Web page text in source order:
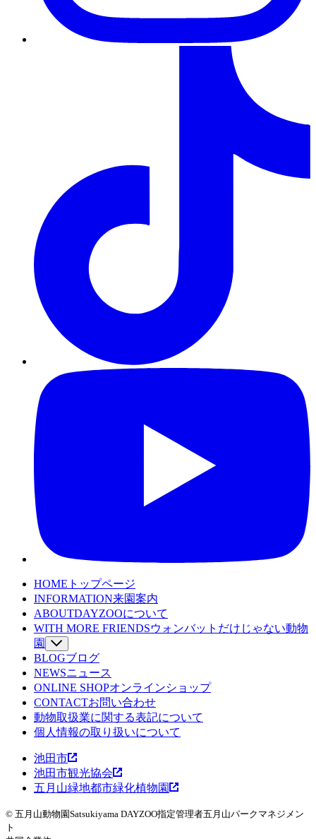
HOME トップページ
INFORMATION来園案内
ABOUTDAYZOOについて
WITH MORE FRIENDSウォンバットだけじゃない動物
園
SPECIES
WOMBAT TV
LEARNING魅力発見コンテンツ
EVENTイベント
WOMBAT TOWN MAPウォンバットタウンマッ
プ
BLOGブログ
NEWSニュース
ONLINE SHOPオンラインショップ
CONTACTお問い合わせ
動物取扱業に関する表記について
個人情報の取り扱いについて
池田市
池田市観光協会
五月山緑地都市緑化植物園
© 五月山動物園Satsukiyama DAYZOO指定管理者五月山パークマネジメン
ト